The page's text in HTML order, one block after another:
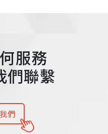
服務
們聯繫
們